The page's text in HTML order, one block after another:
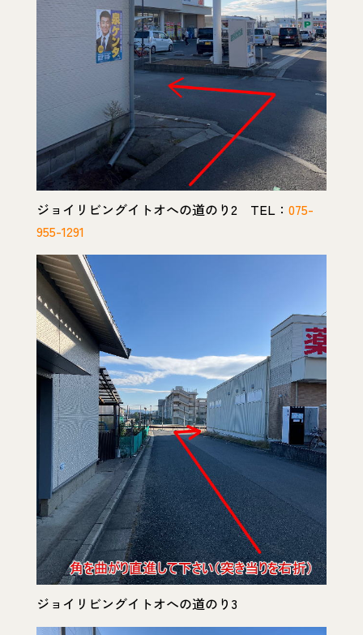
ジョイリビングイトオへの道のり2 TEL： 075-
955-1291
ジョイリビングイトオへの道のり3